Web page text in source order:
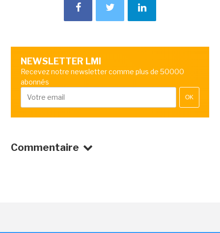
NEWSLETTER LMI
Recevez notre newsletter comme plus de 50000
abonnés
OK
Commentaire